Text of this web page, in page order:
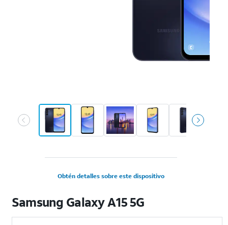
Obtén detalles sobre este dispositivo
Samsung Galaxy A15 5G